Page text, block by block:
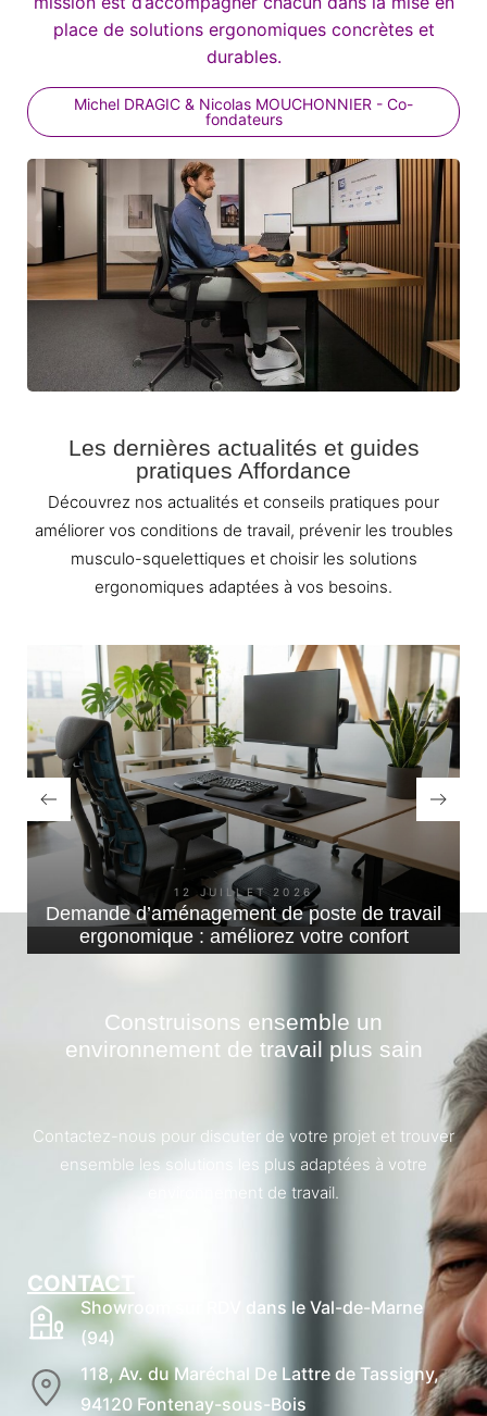
place de solutions ergonomiques concrètes et
durables.
Michel DRAGIC & Nicolas MOUCHONNIER - Co-
fondateurs
Les dernières actualités et guides
pratiques Affordance
Découvrez nos actualités et conseils pratiques pour
améliorer vos conditions de travail, prévenir les troubles
musculo-squelettiques et choisir les solutions
ergonomiques adaptées à vos besoins.
12 JUILLET 2026
Demande d’aménagement de poste de travail
ergonomique : améliorez votre confort
⟶ Découvrez toute l'actu Affordance
Construisons ensemble un
environnement de travail plus sain
Contactez-nous pour discuter de votre projet et trouver
ensemble les solutions les plus adaptées à votre
environnement de travail.
CONTACT
Showroom sur RDV dans le Val-de-Marne
(94)
118, Av. du Maréchal De Lattre de Tassigny,
94120 Fontenay-sous-Bois